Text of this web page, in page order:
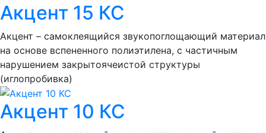
Акцент 15 КС
Акцент – самоклеящийся звукопоглощающий материал
на основе вспененного полиэтилена, с частичным
нарушением закрытоячеистой структуры
(иглопробивка)
Акцент 10 КС